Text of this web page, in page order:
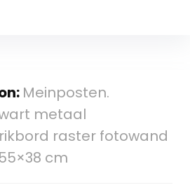
Meinposten.
metaal
raster fotowand
cm